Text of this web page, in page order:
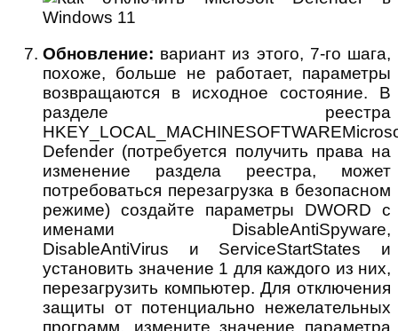
Обновление: вариант из этого, 7-го шага,
похоже, больше не работает, параметры
возвращаются в исходное состояние. В
разделе реестра
Defender (потребуется получить права на
изменение раздела реестра, может
потребоваться перезагрузка в безопасном
режиме) создайте параметры DWORD с
именами DisableAntiSpyware,
DisableAntiVirus и ServiceStartStates и
установить значение 1 для каждого из них,
перезагрузить компьютер. Для отключения
защиты от потенциально нежелательных
программ, измените значение параметра